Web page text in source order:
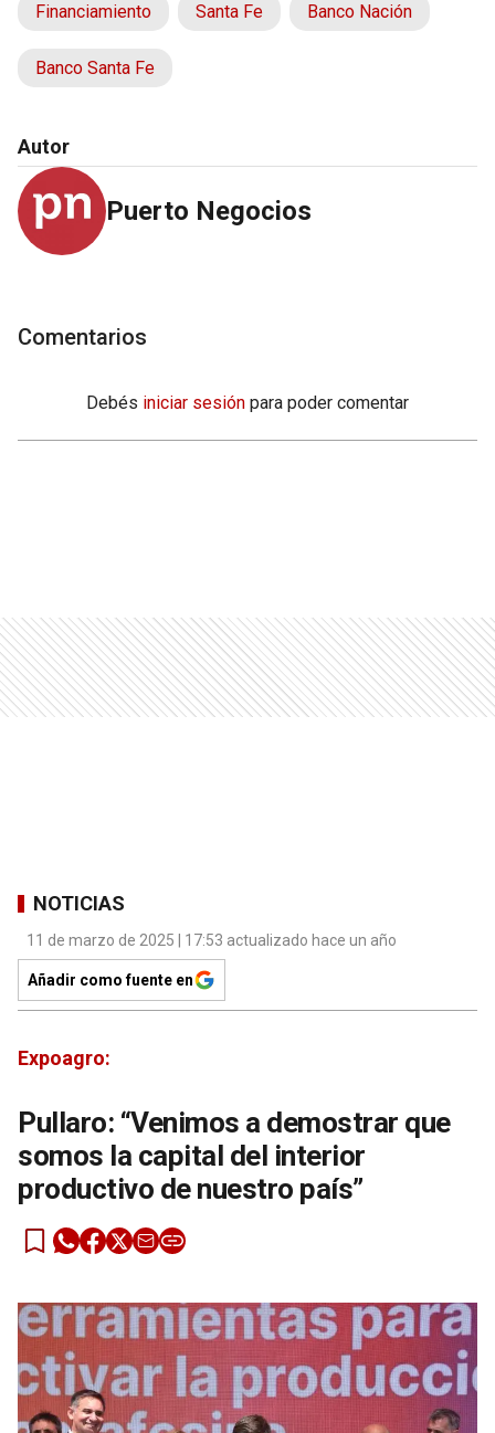
Financiamiento Santa Fe Banco Nación
Banco Santa Fe
Autor
Puerto Negocios
Comentarios
Debés iniciar sesión para poder comentar
NOTICIAS
11 de marzo de 2025 | 17:53 actualizado hace un año
Añadir como fuente en
Expoagro:
Pullaro: “Venimos a demostrar que
somos la capital del interior
productivo de nuestro país”